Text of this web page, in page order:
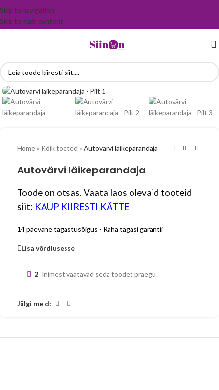
Skip to navigation
Skip to main content
Home» Kõik tooted » Autovärvi läikeparandaja
Autovärvi läikeparandaja
Toode on otsas. Vaata laos olevaid tooteid
siit: KAUP KIIRESTI KÄTTE
14 päevane tagastusõigus - Raha tagasi garantii
Lisa võrdlusesse
2 Inimest vaatavad seda toodet praegu
Jälgi meid: